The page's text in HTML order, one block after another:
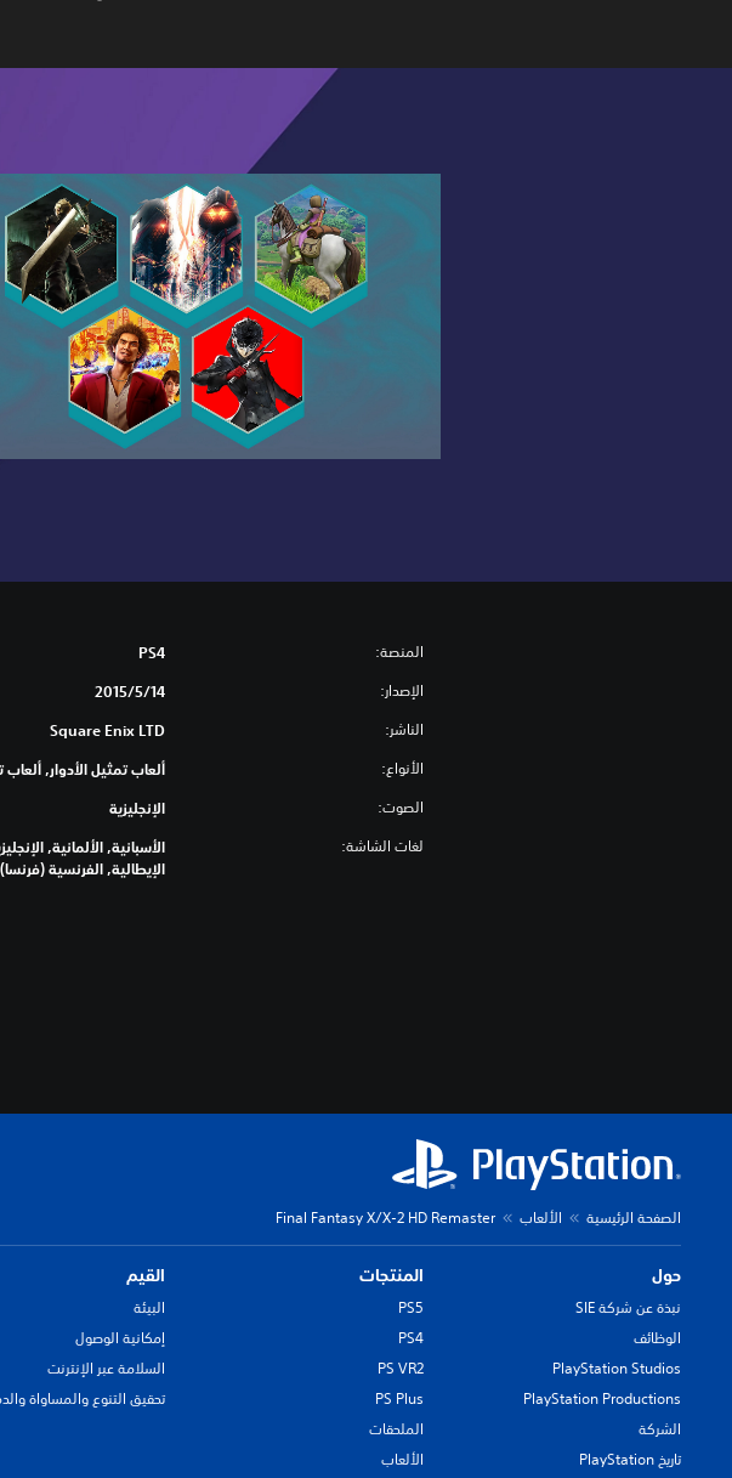
المنصة: PS4
الإصدار: 14‏/5‏/2015
الناشر: Square Enix LTD
الأنواع: ألعاب تمثيل الأدوار, ألعاب
الصوت: الإنجليزية
لغات الشاشة:
الأسبانية, الألمانية,
الإيطالية, الفرنسية (فرنسا)
الصفحة الرئيسية الألعاب Final Fantasy X/X-2 HD Remaster
حول
نبذة عن شركة SIE
الوظائف
PlayStation Studios
PlayStation Productions
الشركة
تاريخ PlayStation
المنتجات
PS5
PS4
PS VR2
PS Plus
الملحقات
الألعاب
القيم
البيئة
إمكانية الوصول
السلامة عبر الإنترنت
تحقيق التنوع والمساواة